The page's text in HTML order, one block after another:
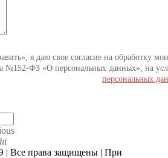
я даю свое согласие на обработку
№152-ФЗ «О персональных данных», на
персональных
права защищены | При